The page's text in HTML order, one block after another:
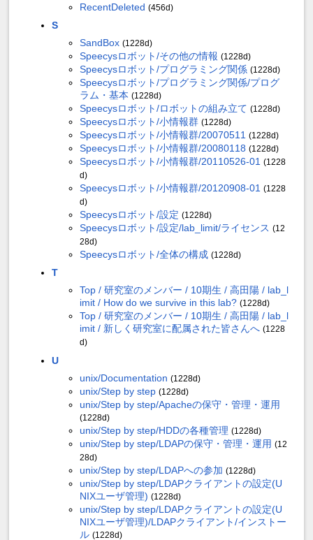
RecentDeleted (456d)
S
SandBox (1228d)
Speecysロボット/その他の情報 (1228d)
Speecysロボット/プログラミング関係 (1228d)
Speecysロボット/プログラミング関係/プログ
ラム・基本 (1228d)
Speecysロボット/ロボットの組み立て (1228d)
Speecysロボット/小情報群 (1228d)
Speecysロボット/小情報群/20070511 (1228d)
Speecysロボット/小情報群/20080118 (1228d)
Speecysロボット/小情報群/20110526-01 (1228
d)
Speecysロボット/小情報群/20120908-01 (1228
d)
Speecysロボット/設定 (1228d)
Speecysロボット/設定/lab_limit/ライセンス (12
28d)
Speecysロボット/全体の構成 (1228d)
T
Top / 研究室のメンバー / 10期生 / 高田陽 / lab_l
imit / How do we survive in this lab? (1228d)
Top / 研究室のメンバー / 10期生 / 高田陽 / lab_l
imit / 新しく研究室に配属された皆さんへ (1228
d)
U
unix/Documentation (1228d)
unix/Step by step (1228d)
unix/Step by step/Apacheの保守・管理・運用
(1228d)
unix/Step by step/HDDの各種管理 (1228d)
unix/Step by step/LDAPの保守・管理・運用 (12
28d)
unix/Step by step/LDAPへの参加 (1228d)
unix/Step by step/LDAPクライアントの設定(U
NIXユーザ管理) (1228d)
unix/Step by step/LDAPクライアントの設定(U
NIXユーザ管理)/LDAPクライアント/インストー
ル (1228d)